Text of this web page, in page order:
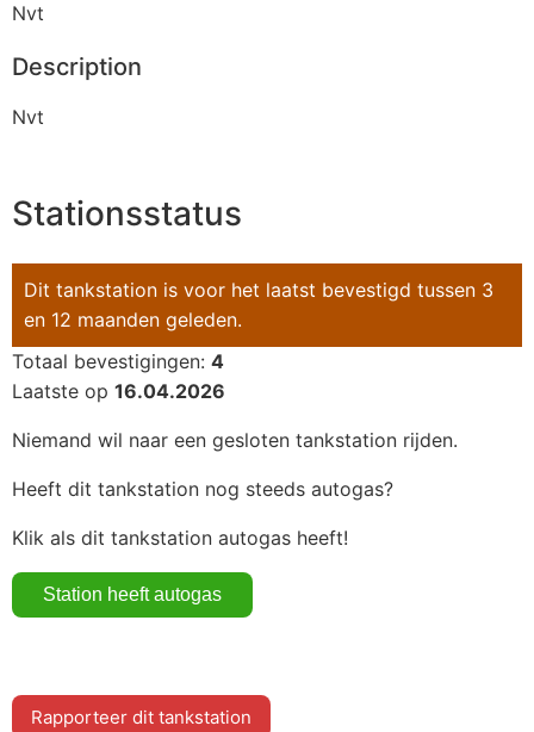
Nvt
Description
Nvt
Stationsstatus
Dit tankstation is voor het laatst bevestigd tussen 3
en 12 maanden geleden.
Totaal bevestigingen: 4
Laatste op 16.04.2026
Niemand wil naar een gesloten tankstation rijden.
Heeft dit tankstation nog steeds autogas?
Klik als dit tankstation autogas heeft!
Rapporteer dit tankstation